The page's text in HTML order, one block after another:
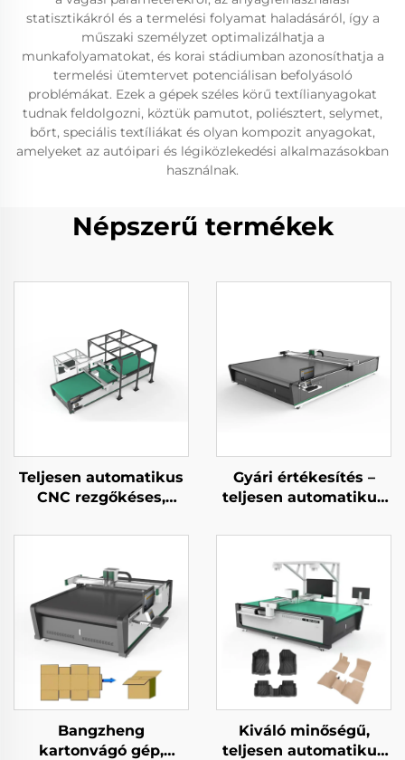
statisztikákról és a termelési folyamat haladásáról, így a
műszaki személyzet optimalizálhatja a
munkafolyamatokat, és korai stádiumban azonosíthatja a
termelési ütemtervet potenciálisan befolyásoló
problémákat. Ezek a gépek széles körű textílianyagokat
tudnak feldolgozni, köztük pamutot, poliésztert, selymet,
bőrt, speciális textíliákat és olyan kompozit anyagokat,
amelyeket az autóipari és légiközlekedési alkalmazásokban
használnak.
Népszerű termékek
Teljesen automatikus
CNC rezgőkéses,
Gyári értékesítés –
teljesen automatikus
redőnyanyag-vágó,
függönyanyag-vágó
gép
Bangzheng
kartonvágó gép,
Kiváló minőségű,
teljesen automatikus